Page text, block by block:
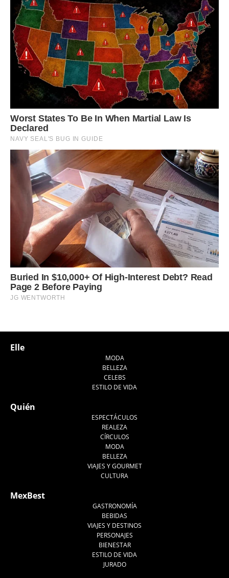
Elle
MODA
BELLEZA
CELEBS
ESTILO DE VIDA
Quién
ESPECTÁCULOS
REALEZA
CÍRCULOS
MODA
BELLEZA
VIAJES Y GOURMET
CULTURA
MexBest
GASTRONOMÍA
BEBIDAS
VIAJES Y DESTINOS
PERSONAJES
BIENESTAR
ESTILO DE VIDA
JURADO